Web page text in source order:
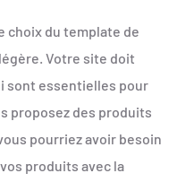
choix du template de
Votre site doit
sont essentielles pour
proposez des produits
pourriez avoir besoin
produits avec la